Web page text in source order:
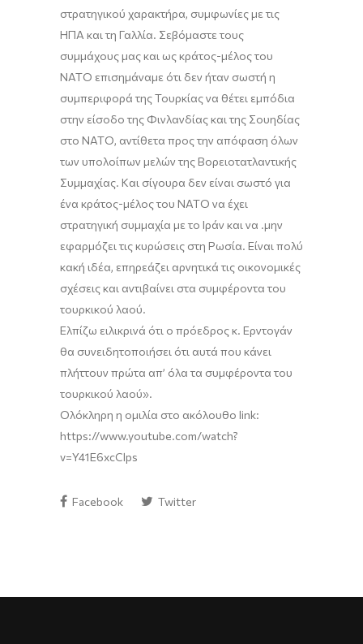
στρατηγικού χαρακτήρα, συμφωνίες με τις
ΗΠΑ και τη Γαλλία. Σεβόμαστε τους
συμμάχους μας και ως κράτος-μέλος του
ΝΑΤΟ επισημάναμε ότι δεν ήταν σωστή η
συμπεριφορά της Τουρκίας να θέτει εμπόδια
στην είσοδο της Φινλανδίας και της Σουηδίας
στο ΝΑΤΟ, αντίθετα προς την απόφαση όλων
των υπολοίπων μελών τηςΒορειοτατλαντικής
Συμμαχίας. Και σίγουρα δεν είναι σωστό για
ένα κράτος-μέλος του ΝΑΤΟ να έχει
στρατηγική συμμαχία με το Ιράν και να .μην
εφαρμόζει τις κυρώσεις στη Ρωσία. Είναι πολύ
κακή ιδέα, επηρεάζει αρνητικά τις οικονομικές
σχέσεις και αντιβαίνει στα συμφέροντα του
τουρκικού λαού.
Ελπίζω ειλικρινά ότι ο πρόεδρος κ. Ερντογάν
θα συνειδητοποιήσει ότι αυτά που κάνει
πλήττουν πρώτα απ’ όλα τα συμφέροντα του
τουρκικού λαού».
Ολόκληρη η ομιλία στο ακόλουθο link:
https://www.youtube.com/watch?
v=Y41E6xcClps
Facebook Twitter